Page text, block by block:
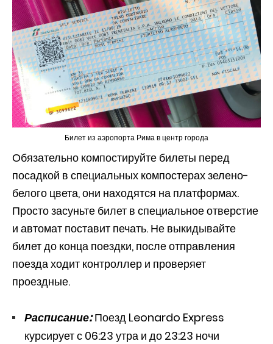
Билет из аэропорта Рима в центр города
Обязательно компостируйте билеты перед
посадкой в специальных компостерах зелено-
белого цвета, они находятся на платформах.
Просто засуньте билет в специальное отверстие
и автомат поставит печать. Не выкидывайте
билет до конца поездки, после отправления
поезда ходит контроллер и проверяет
проездные.
Расписание:Поезд Leonardo Express
курсирует с 06:23 утра и до 23:23 ночи